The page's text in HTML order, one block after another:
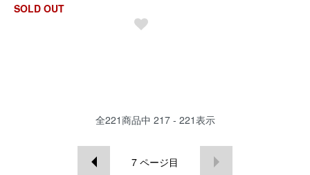
SOLD OUT
全221商品中 217 - 221表示
7 ページ目